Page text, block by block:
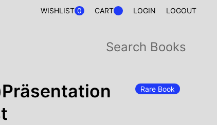
WISHLIST 0 CART LOGIN LOGOUT
Rare Book